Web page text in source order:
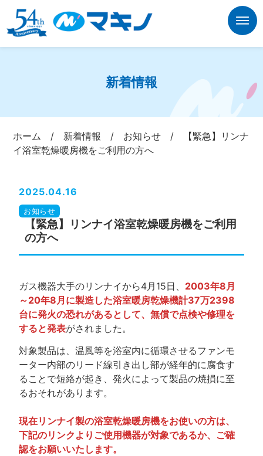
新着情報
ホーム / 新着情報 / お知らせ /
【緊急】リンナ
イ浴室乾燥暖房機をご利用の方へ
2025.04.16
お知らせ
【緊急】リンナイ浴室乾燥暖房機をご利用
の方へ
ガス機器大手のリンナイから4月15日、 2003年8月
～20年8月に製造した浴室暖房乾燥機計37万2398
台に発火の恐れがあるとして、無償で点検や修理を
すると発表がされました。
対象製品は、温風等を浴室内に循環させるファンモ
ーター内部のリード線引き出し部が経年的に腐食す
ることで短絡が起き、発火によって製品の焼損に至
るおそれがあります。
現在リンナイ製の浴室乾燥暖房機をお使いの方は、
下記のリンクよりご使用機器が対象であるか、ご確
認をお願いいたします。